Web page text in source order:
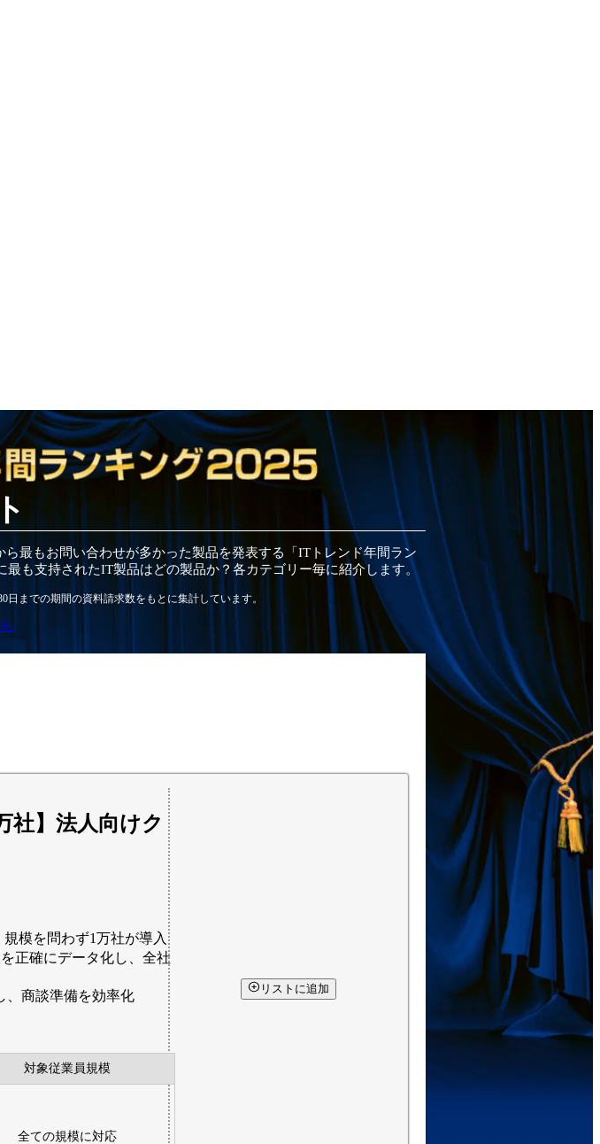
ら最もお問い合わせが多かった製品を発表する「ITトレンド年間ラン
最も支持されたIT製品はどの製品か？各カテゴリー毎に紹介します。
日 までの期間の資料請求数をもとに集計しています。
社】法人向けク
模を問わず1万社が導入
正確にデータ化し、全社
、商談準備を効率化
対象従業員規模
全ての規模に対応
リストに追加